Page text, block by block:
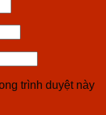
trình duyệt này